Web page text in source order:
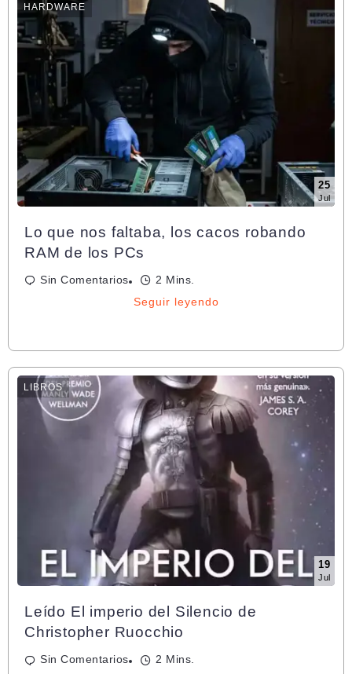
HARDWARE
25
Jul
Lo que nos faltaba, los cacos robando
RAM de los PCs
Sin Comentarios 2 Mins.
Seguir leyendo
LIBROS
19
Jul
Leído El imperio del Silencio de
Christopher Ruocchio
Sin Comentarios 2 Mins.